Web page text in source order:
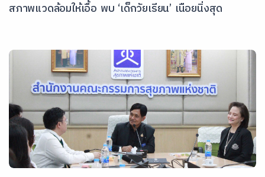
สภาพแวดล้อมให้เอื้อ พบ ‘เด็กวัยเรียน’ เนือยนิ่งสุด